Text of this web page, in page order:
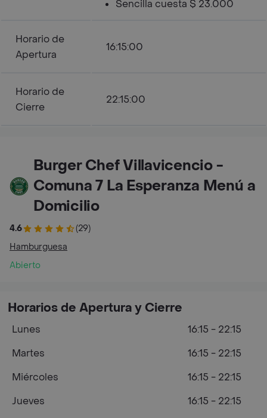
Sencilla cuesta $ 23.000
Horario de
Apertura
16:15:00
Horario de
Cierre
22:15:00
Burger Chef Villavicencio -
Comuna 7 La Esperanza Menú a
Domicilio
4.6
(29)
Hamburguesa
Abierto
Horarios de Apertura y Cierre
Lunes
16:15 - 22:15
Martes
16:15 - 22:15
Miércoles
16:15 - 22:15
Jueves
16:15 - 22:15